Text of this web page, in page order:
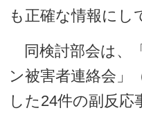
も正確な情報にし
同検討部会は、
ン被害者連絡会」
した24件の副反応